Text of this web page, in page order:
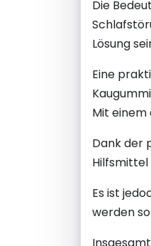
Die
Lösung
Eine
Mit einem
Dank der
Hilfsmittel
Es ist
werden